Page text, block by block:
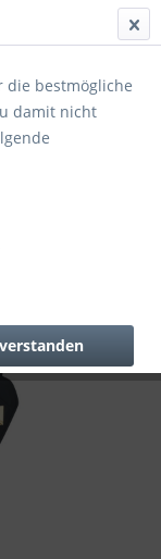
des
die bestmögliche
damit nicht